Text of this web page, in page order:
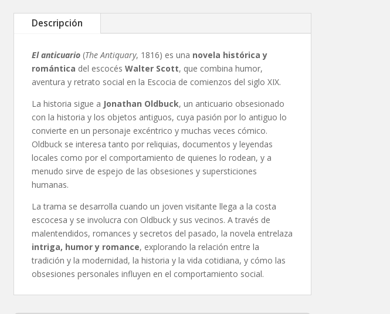
Descripción
El anticuario(The Antiquary, 1816) es una novela histórica y
romántica del escocés Walter Scott, que combina humor,
aventura y retrato social en la Escocia de comienzos del siglo XIX.
La historia sigue a Jonathan Oldbuck, un anticuario obsesionado
con la historia y los objetos antiguos, cuya pasión por lo antiguo lo
convierte en un personaje excéntrico y muchas veces cómico.
Oldbuck se interesa tanto por reliquias, documentos y leyendas
locales como por el comportamiento de quienes lo rodean, y a
menudo sirve de espejo de las obsesiones y supersticiones
humanas.
La trama se desarrolla cuando un joven visitante llega a la costa
escocesa y se involucra con Oldbuck y sus vecinos. A través de
malentendidos, romances y secretos del pasado, la novela entrelaza
intriga, humor y romance, explorando la relación entre la
tradición y la modernidad, la historia y la vida cotidiana, y cómo las
obsesiones personales influyen en el comportamiento social.